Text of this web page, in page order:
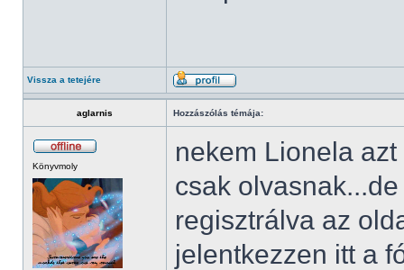
Vissza a tetejére
aglarnis Hozzászólás témája:
Könyvmoly
nekem Lionela
csak
regisztrálva az
jelentkezzen itt a